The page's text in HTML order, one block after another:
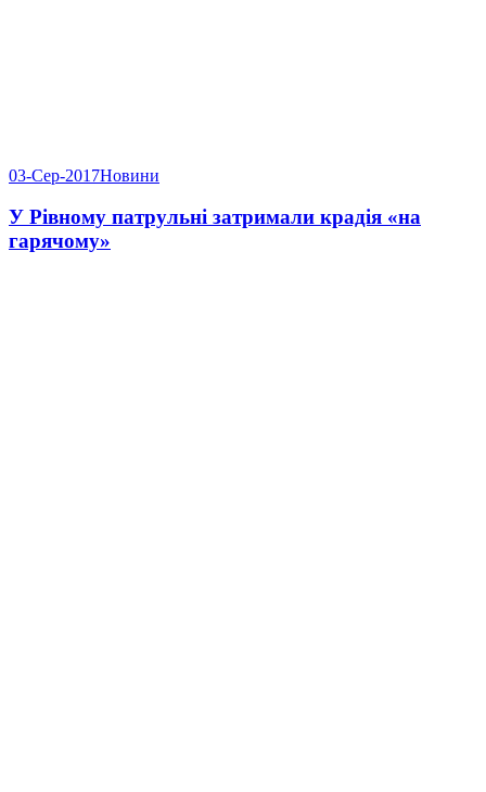
03-Сер-2017Новини
У Рівному патрульні затримали крадія «на
гарячому»